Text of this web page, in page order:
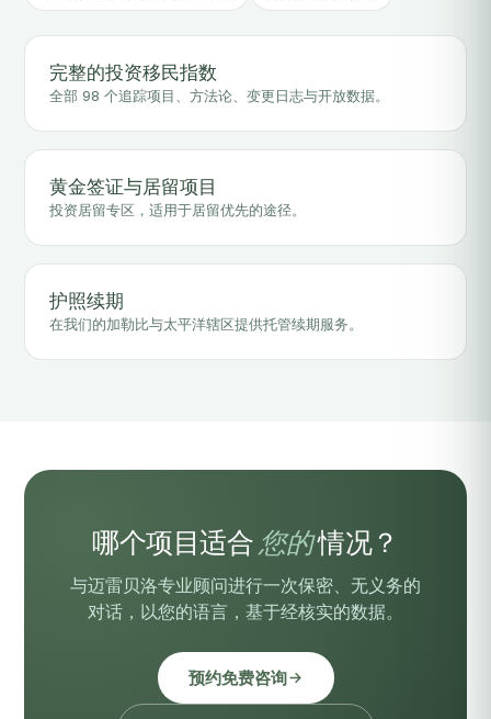
完整的投资移民指数
全部 98 个追踪项目、方法论、变更日志与开放数据。
黄金签证与居留项目
投资居留专区，适用于居留优先的途径。
护照续期
在我们的加勒比与太平洋辖区提供托管续期服务。
哪个项目适合 您的情况？
与迈雷贝洛专业顾问进行一次保密、无义务的
对话，以您的语言，基于经核实的数据。
预约免费咨询